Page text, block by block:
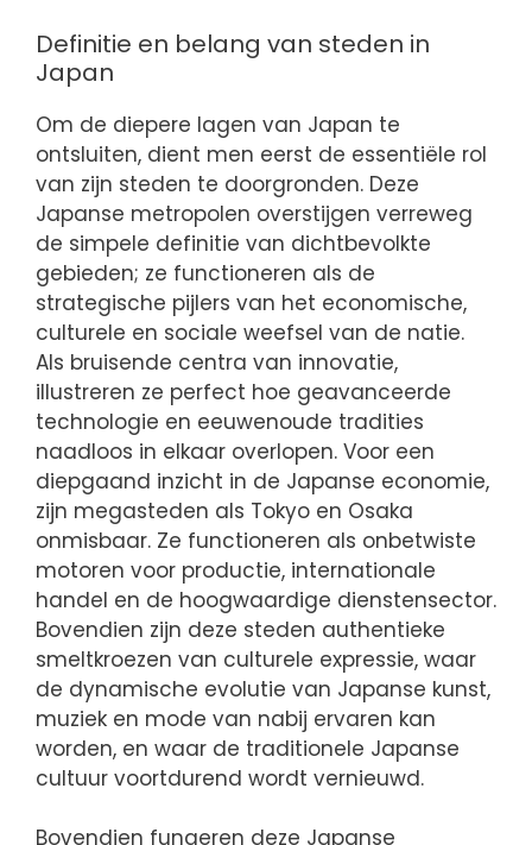
Definitie en belang van steden in
Japan
Om de diepere lagen van Japan te
ontsluiten, dient men eerst de essentiële rol
van zijn steden te doorgronden. Deze
Japanse metropolen overstijgen verreweg
de simpele definitie van dichtbevolkte
gebieden; ze functioneren als de
strategische pijlers van het economische,
culturele en sociale weefsel van de natie.
Als bruisende centra van innovatie,
illustreren ze perfect hoe geavanceerde
technologie en eeuwenoude tradities
naadloos in elkaar overlopen. Voor een
diepgaand inzicht in de Japanse economie,
zijn megasteden als Tokyo en Osaka
onmisbaar. Ze functioneren als onbetwiste
motoren voor productie, internationale
handel en de hoogwaardige dienstensector.
Bovendien zijn deze steden authentieke
smeltkroezen van culturele expressie, waar
de dynamische evolutie van Japanse kunst,
muziek en mode van nabij ervaren kan
worden, en waar de traditionele Japanse
cultuur voortdurend wordt vernieuwd.
Bovendien fungeren deze Japanse